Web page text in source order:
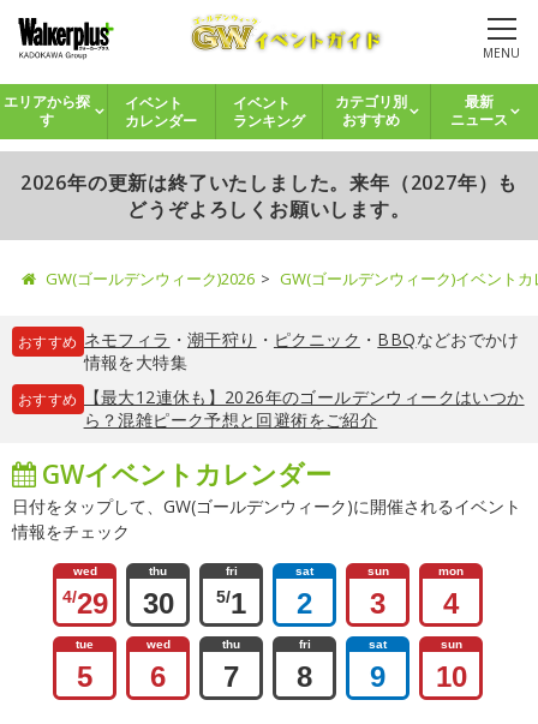
MENU
エリアから探
す
イベント
カレンダー
イベント
ランキング
カテゴリ別
おすすめ
最新
ニュース
2026年の更新は終了いたしました。来年（2027年）も
どうぞよろしくお願いします。
GW(ゴールデンウィーク)2026 GW(ゴールデンウィーク)イベント
おすすめ ネモフィラ ・ 潮干狩り ・ ピクニック ・ BBQなどおでかけ
情報を大特集
おすすめ
【最大12連休も】2026年のゴールデンウィークはいつか
ら？混雑ピーク予想と回避術をご紹介
GWイベントカレンダー
日付をタップして、GW(ゴールデンウィーク)に開催されるイベント
情報をチェック
wed
4/29
thu
30
fri
5/1
sat
2
sun
3
mon
4
tue
5
wed
6
thu
7
fri
8
sat
9
sun
10